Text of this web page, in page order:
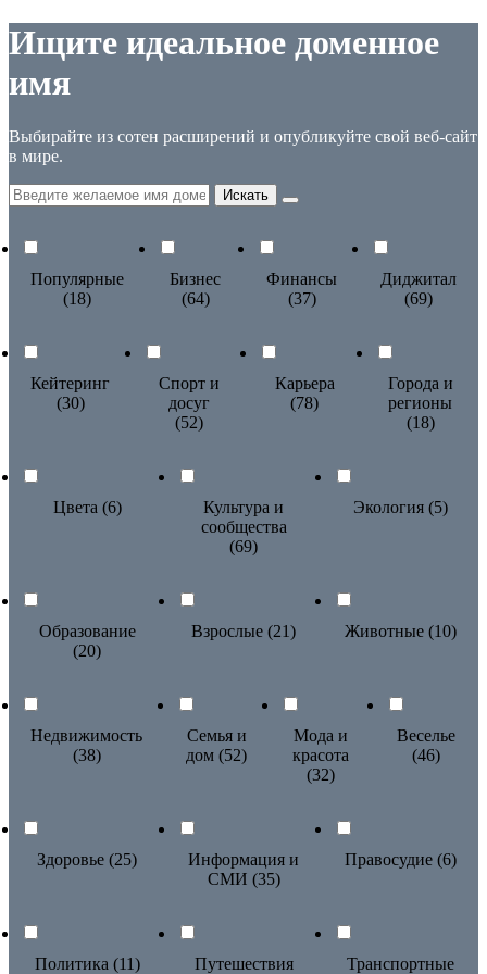
Ищите идеальное доменное
имя
Выбирайте из сотен расширений и опубликуйте свой веб-сайт
в мире.
Популярные
(18)
Бизнес
(64)
Финансы
(37)
Диджитал
(69)
Кейтеринг
(30)
Спорт и
досуг
(52)
Карьера
(78)
Города и
регионы
(18)
Цвета (6)
Культура и
сообщества
(69)
Экология (5)
Образование
(20)
Взрослые (21) Животные (10)
Недвижимость
(38)
Семья и
дом (52)
Мода и
красота
(32)
Веселье
(46)
Здоровье (25)
Информация и
СМИ (35)
Правосудие (6)
Политика (11)
Путешествия
Транспортные